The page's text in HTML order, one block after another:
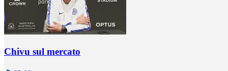
Chivu sul mercato